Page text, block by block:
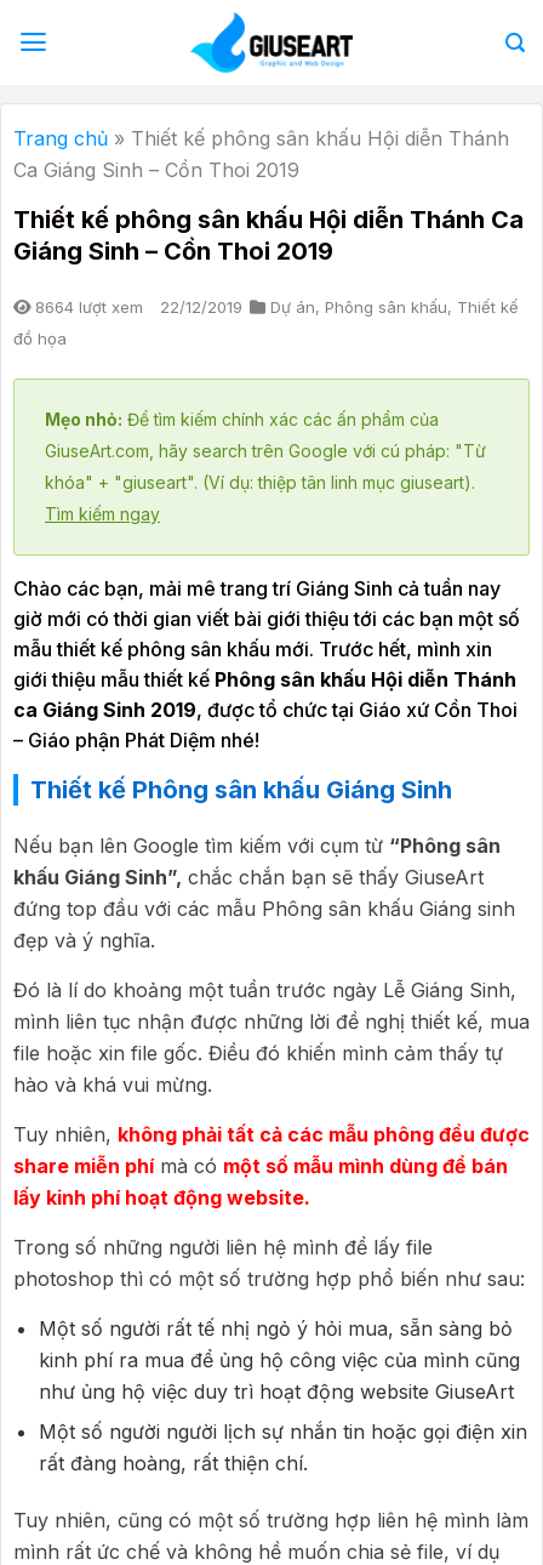
qua
dung
Trang chủ » Thiết kế phông sân khấu Hội diễn Thánh
Ca Giáng Sinh – Cồn Thoi 2019
Thiết kế phông sân khấu Hội diễn Thánh Ca
Giáng Sinh – Cồn Thoi 2019
8664 lượt xem 22/12/2019 Dự án, Phông sân khấu, Thiết kế
đồ họa
Mẹo nhỏ: Để tìm kiếm chính xác các ấn phẩm của
GiuseArt.com, hãy search trên Google với cú pháp: "Từ
khóa" + "giuseart". (Ví dụ: thiệp tân linh mục giuseart).
Tìm kiếm ngay
Chào các bạn, mải mê trang trí Giáng Sinh cả tuần nay
giờ mới có thời gian viết bài giới thiệu tới các bạn một số
mẫu thiết kế phông sân khấu mới. Trước hết, mình xin
giới thiệu mẫu thiết kế Phông sân khấu Hội diễn Thánh
ca Giáng Sinh 2019, được tổ chức tại Giáo xứ Cồn Thoi
– Giáo phận Phát Diệm nhé!
Thiết kế Phông sân khấu Giáng Sinh
Nếu bạn lên Google tìm kiếm với cụm từ “Phông sân
khấu Giáng Sinh”, chắc chắn bạn sẽ thấy GiuseArt
đứng top đầu với các mẫu Phông sân khấu Giáng sinh
đẹp và ý nghĩa.
Đó là lí do khoảng một tuần trước ngày Lễ Giáng Sinh,
mình liên tục nhận được những lời đề nghị thiết kế, mua
file hoặc xin file gốc. Điều đó khiến mình cảm thấy tự
hào và khá vui mừng.
Tuy nhiên, không phải tất cả các mẫu phông đều được
share miễn phímà có một số mẫu mình dùng để bán
lấy kinh phí hoạt động website.
Trong số những người liên hệ mình để lấy file
photoshop thì có một số trường hợp phổ biến như sau:
Một số người rất tế nhị ngỏ ý hỏi mua, sẵn sàng bỏ
kinh phí ra mua để ủng hộ công việc của mình cũng
như ủng hộ việc duy trì hoạt động website GiuseArt
Một số người người lịch sự nhắn tin hoặc gọi điện xin
rất đàng hoàng, rất thiện chí.
Tuy nhiên, cũng có một số trường hợp liên hệ mình làm
mình rất ức chế và không hề muốn chia sẻ file, ví dụ